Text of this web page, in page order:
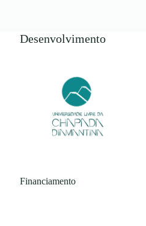
Desenvolvimento
Financiamento